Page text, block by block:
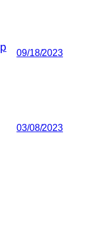
09/18/2023
03/08/2023